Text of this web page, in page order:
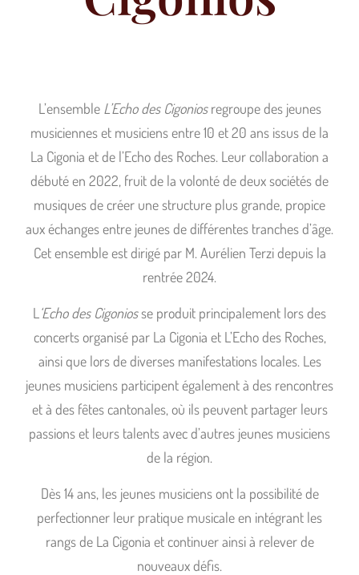
L’ensemble L’Echo des Cigoniosregroupe des jeunes
musiciennes et musiciens entre 10 et 20 ans issus de la
La Cigonia et de l’Echo des Roches. Leur collaboration a
débuté en 2022, fruit de la volonté de deux sociétés de
musiques de créer une structure plus grande, propice
aux échanges entre jeunes de différentes tranches d’âge.
Cet ensemble est dirigé par M. Aurélien Terzi depuis la
rentrée 2024.
L ‘Echo des Cigoniosse produit principalement lors des
concerts organisé par La Cigonia et L’Echo des Roches,
ainsi que lors de diverses manifestations locales. Les
jeunes musiciens participent également à des rencontres
et à des fêtes cantonales, où ils peuvent partager leurs
passions et leurs talents avec d’autres jeunes musiciens
de la région.
Dès 14 ans, les jeunes musiciens ont la possibilité de
perfectionner leur pratique musicale en intégrant les
rangs de La Cigonia et continuer ainsi à relever de
nouveaux défis.